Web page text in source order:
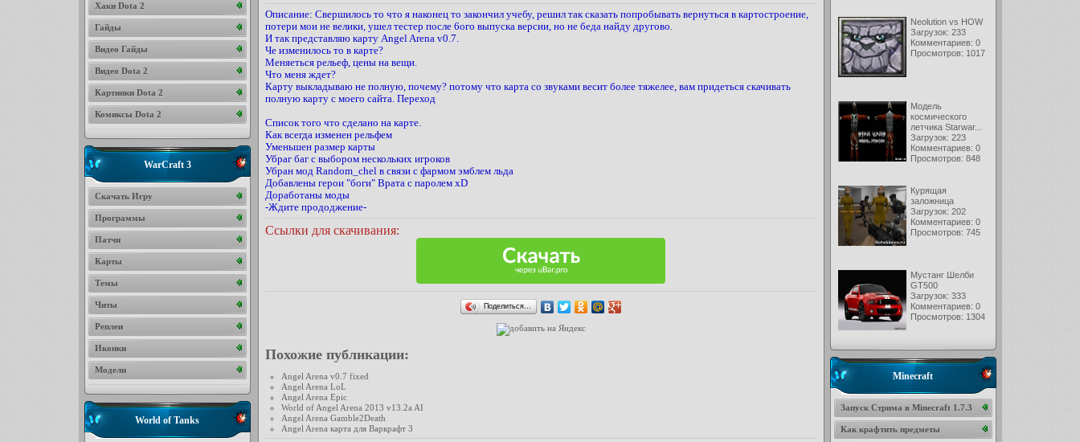
Описание: Свершилось то что я наконец то закончил учебу, решил так сказать попробывать вернуться в картостроение,
потери мои не велики, ушел тестер после 6ого выпуска версии, но не беда найду другово.
И так представляю карту Angel Arena v0.7.
Че изменилось то в карте?
Меняеться рельеф, цены на вещи.
Что меня ждет?
Карту выкладываю не полную, почему? потому что карта со звуками весит более тяжелее, вам придеться скачивать
полную карту с моего сайта. Переход
Список того что сделано на карте.
Как всегда изменен рельфем
Уменьшен размер карты
Убраг баг с выбором нескольких игроков
Убран мод Random_chel в связи с фармом эмблем льда
Добавлены герои "боги" Врата с паролем xD
Доработаны моды
-Ждите прододжение-
Ссылки для скачивания:
Поделиться…
Похожие публикации:
Angel Arena v0.7 fixed
Angel Arena LoL
Angel Arena Epic
World of Angel Arena 2013 v13.2a AI
Angel Arena Gamble2Death
Angel Arena карта для Варкрафт 3
Neolution vs HOW
Загрузок: 233
Комментариев: 0
Просмотров: 1017
Модель
космического
летчика Starwar...
Загрузок: 223
Комментариев: 0
Просмотров: 848
Курящая
заложница
Загрузок: 202
Комментариев: 0
Просмотров: 745
Мустанг Шелби
GT500
Загрузок: 333
Комментариев: 0
Просмотров: 1304
Minecraft
Запуск Стрима в Minecraft 1.7.3
Как крафтить предметы
Хаки Dota 2
Гайды
Видео Гайды
Видео Dota 2
Картинки Dota 2
Комиксы Dota 2
WarCraft 3
Скачать Игру
Программы
Патчи
Карты
Темы
Читы
Реплеи
Иконки
Модели
World of Tanks